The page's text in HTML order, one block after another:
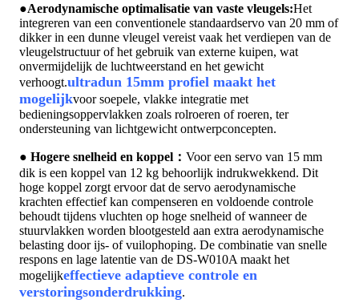
●Aerodynamische optimalisatie van vaste vleugels:Het
integreren van een conventionele standaardservo van 20 mm of
dikker in een dunne vleugel vereist vaak het verdiepen van de
vleugelstructuur of het gebruik van externe kuipen, wat
onvermijdelijk de luchtweerstand en het gewicht
verhoogt.ultradun 15mm profiel maakt het
mogelijkvoor soepele, vlakke integratie met
bedieningsoppervlakken zoals rolroeren of roeren, ter
ondersteuning van lichtgewicht ontwerpconcepten.
● Hogere snelheid en koppel： Voor een servo van 15 mm
dik is een koppel van 12 kg behoorlijk indrukwekkend. Dit
hoge koppel zorgt ervoor dat de servo aerodynamische
krachten effectief kan compenseren en voldoende controle
behoudt tijdens vluchten op hoge snelheid of wanneer de
stuurvlakken worden blootgesteld aan extra aerodynamische
belasting door ijs- of vuilophoping. De combinatie van snelle
respons en lage latentie van de DS-W010A maakt het
mogelijkeffectieve adaptieve controle en
verstoringsonderdrukking.